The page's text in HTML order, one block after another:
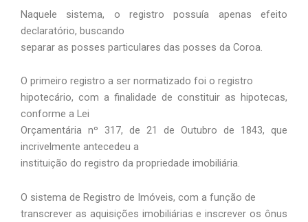
Naquele sistema, o registro possuía apenas efeito
declaratório, buscando
separar as posses particulares das posses da Coroa.
O primeiro registro a ser normatizado foi o registro
hipotecário, com a finalidade de constituir as hipotecas,
conforme a Lei
Orçamentária nº 317, de 21 de Outubro de 1843, que
incrivelmente antecedeu a
instituição do registro da propriedade imobiliária.
O sistema de Registro de Imóveis, com a função de
transcrever as aquisições imobiliárias e inscrever os ônus